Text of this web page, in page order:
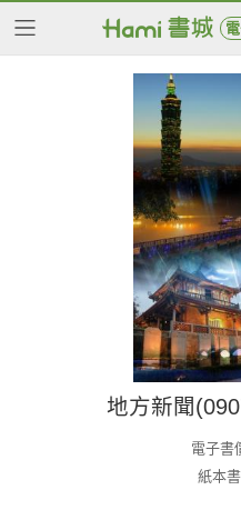
地方新聞
電子書
紙本書